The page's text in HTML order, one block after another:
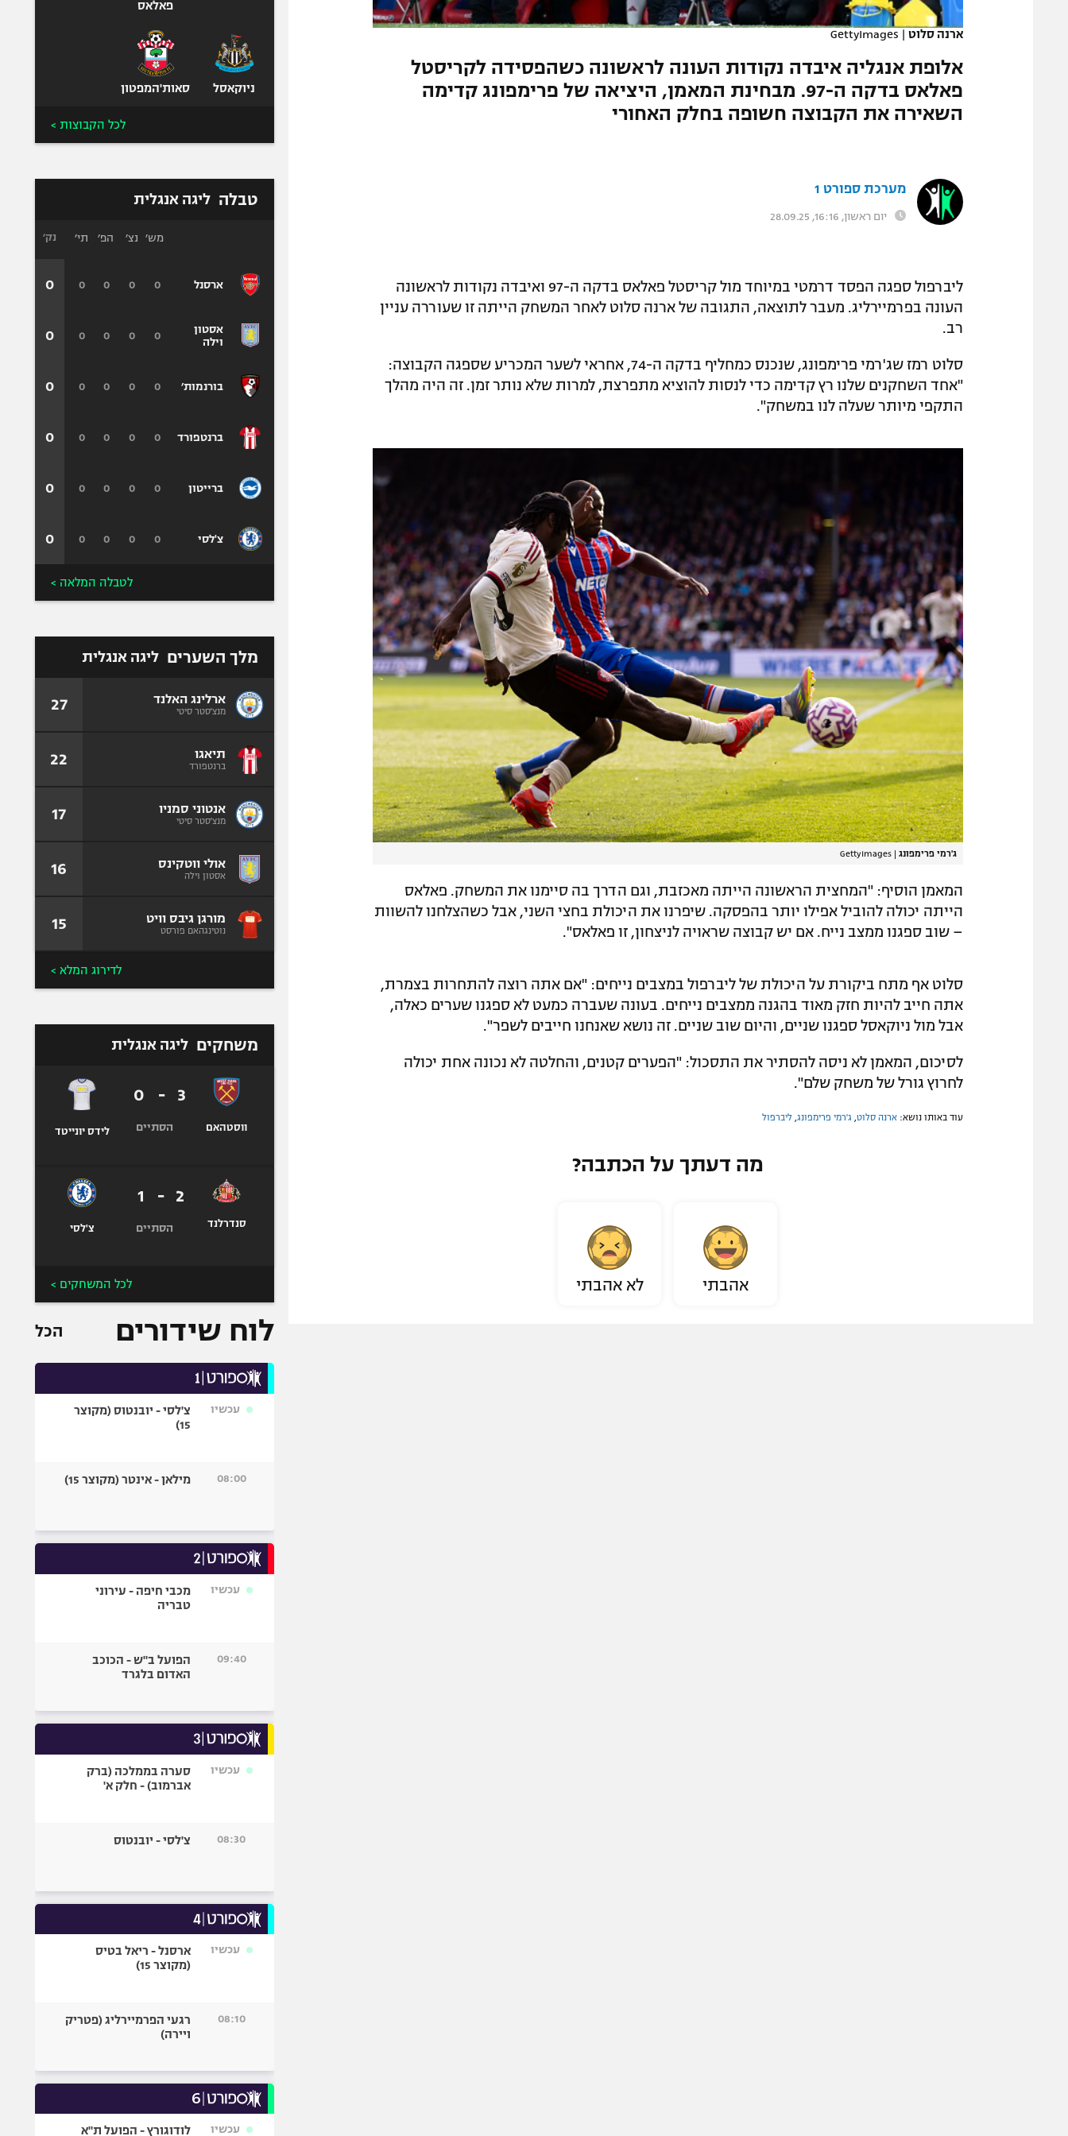
המגזין
ארנה סלוט |
GettyImages
אלופת אנגליה איבדה נקודות העונה לראשונה כשהפסידה לקריסטל
פאלאס בדקה ה-97. מבחינת המאמן, היציאה של פרימפונג קדימה
השאירה את הקבוצה חשופה בחלק האחורי
מערכת ספורט 1
יום ראשון, 16:16, 28.09.25
ליברפול ספגה הפסד דרמטי במיוחד מול קריסטל פאלאס בדקה ה-97 ואיבדה נקודות לראשונה
העונה בפרמיירליג. מעבר לתוצאה, התגובה של ארנה סלוט לאחר המשחק הייתה זו שעוררה עניין
רב.
סלוט רמז שג'רמי פרימפונג, שנכנס כמחליף בדקה ה-74, אחראי לשער המכריע שספגה הקבוצה:
"אחד השחקנים שלנו רץ קדימה כדי לנסות להוציא מתפרצת, למרות שלא נותר זמן. זה היה מהלך
התקפי מיותר שעלה לנו במשחק".
ג'רמי פרימפונג |
GettyImages
המאמן הוסיף: "המחצית הראשונה הייתה מאכזבת, וגם הדרך בה סיימנו את המשחק. פאלאס
הייתה יכולה להוביל אפילו יותר בהפסקה. שיפרנו את היכולת בחצי השני, אבל כשהצלחנו להשוות
– שוב ספגנו ממצב נייח. אם יש קבוצה שראויה לניצחון, זו פאלאס".
סלוט אף מתח ביקורת על היכולת של ליברפול במצבים נייחים: "אם אתה רוצה להתחרות בצמרת,
אתה חייב להיות חזק מאוד בהגנה ממצבים נייחים. בעונה שעברה כמעט לא ספגנו שערים כאלה,
אבל מול ניוקאסל ספגנו שניים, והיום שוב שניים. זה נושא שאנחנו חייבים לשפר".
לסיכום, המאמן לא ניסה להסתיר את התסכול: "הפערים קטנים, והחלטה לא נכונה אחת יכולה
לחרוץ גורל של משחק שלם".
עוד באותו נושא: ארנה סלוט ג'רמי פרימפונג ליברפול
מה דעתך על הכתבה?
אהבתי לא אהבתי
פאלאס
ניוקאסל סאות'המפטון
לכל הקבוצות >
טבלה ליגה אנגלית
ארסנל
אסטון
וילה
בורנמות׳
ברנטפורד
ברייטון
צ'לסי
מש׳ נצ׳ הפ׳ תי׳
0
0
0
0
0
0
0
0
0
0
0
0
0
0
0
0
0
0
0
0
0
0
0
0
נק׳
0
0
0
0
0
0
לטבלה המלאה >
מלך השערים ליגה אנגלית
ארלינג האלנד
מנצ'סטר סיטי 27
תיאגו
ברנטפורד 22
אנטוני סמניו
מנצ'סטר סיטי 17
אולי ווטקינס
אסטון וילה 16
מורגן גיבס וויט
נוטינגהאם פורסט 15
לדירוג המלא >
משחקים ליגה אנגלית
ווסטהאם
3
-
0
הסתיים לידס יונייטד
סנדרלנד
2
-
1
הסתיים צ'לסי
לכל המשחקים >
לוח שידורים הכל
עכשיו
צ'לסי - יובנטוס (מקוצר
15)
08:00 מילאן - אינטר (מקוצר 15)
עכשיו
מכבי חיפה - עירוני
טבריה
09:40
הפועל ב"ש - הכוכב
האדום בלגרד
עכשיו
סערה בממלכה (ברק
אברמוב) - חלק א'
08:30 צ'לסי - יובנטוס
עכשיו
ארסנל - ריאל בטיס
(מקוצר 15)
08:10
רגעי הפרמיירליג (פטריק
ויירה)
עכשיו לודוגורץ - הפועל ת"א